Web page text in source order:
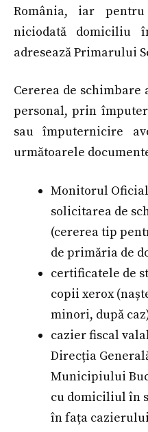
România, iar
niciodată domiciliu
adresează Primarului
Cererea de schimbare
personal, prin
sau împuternicire
următoarele
Monitorul
solicitarea de
(cererea tip
de primăria de
certificatele de
copii xerox
minori, după
cazier fiscal
Direcția
Municipiului
cu domiciliul în
în fața